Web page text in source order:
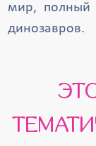
мир, полный
динозавров.
ЭТО БУДЕТ КРУТАЯ